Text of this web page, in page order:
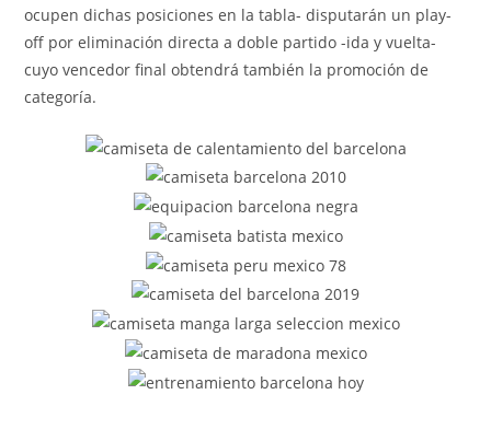
ocupen dichas posiciones en la tabla- disputarán un play-
off por eliminación directa a doble partido -ida y vuelta-
cuyo vencedor final obtendrá también la promoción de
categoría.